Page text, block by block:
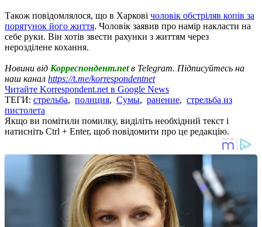
Також повідомлялося, що в Харкові чоловік обстріляв копів за
порятунок його життя. Чоловік заявив про намір накласти на
себе руки. Він хотів звести рахунки з життям через
нерозділене кохання.
Новини від Корреспондент.netв Telegram. Підписуйтесь на
наш канал https://t.me/korrespondentnet
Читайте Korrespondent.net в Google News
ТЕГИ: стрельба, полиция, Сумы, ранение, стрельба из
пистолета
Якщо ви помітили помилку, виділіть необхідний текст і
натисніть Ctrl + Enter, щоб повідомити про це редакцію.